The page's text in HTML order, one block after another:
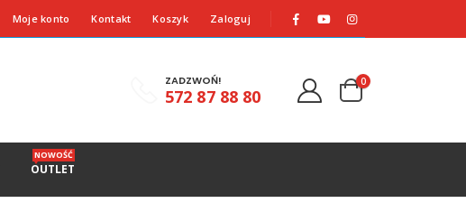
Moje konto Kontakt Koszyk Zaloguj
ZADZWOŃ!
572 87 88 80
0
OUTLET
NOWOŚĆ